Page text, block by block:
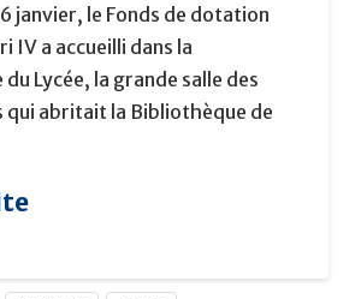
janvier, le Fonds de dotation
IV a accueilli dans la
Lycée, la grande salle des
qui abritait la Bibliothèque de